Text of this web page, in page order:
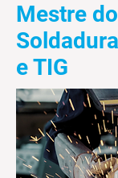
Mestre
e TIG